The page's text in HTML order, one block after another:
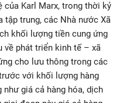
của Karl Marx, trong thời kỷ
tập trung, các Nhà nước Xã
khối lượng tiền cung ứng
về phát triển kinh tế – xã
cho lưu thông trong các
với khối lượng hàng
giá cả hàng hóa, dịch